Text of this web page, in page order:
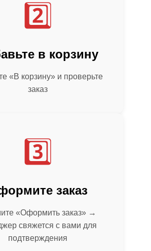
2️⃣
в корзину
«В корзину» и проверьте
заказ
3️⃣
заказ
«Оформить заказ» →
свяжется с вами для
подтверждения